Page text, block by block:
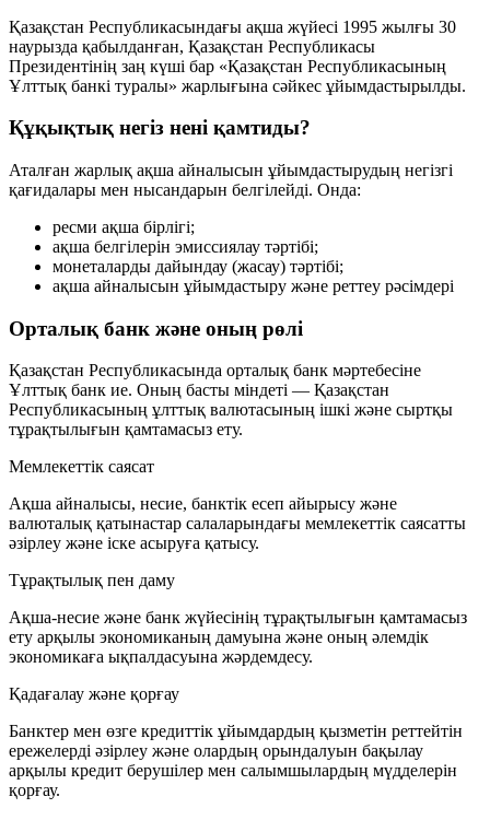
Қазақстан Республикасындағы ақша жүйесі 1995 жылғы 30
наурызда қабылданған, Қазақстан Республикасы
Президентінің заң күші бар «Қазақстан Республикасының
Ұлттық банкі туралы» жарлығына сәйкес ұйымдастырылды.
Құқықтық негіз нені қамтиды?
Аталған жарлық ақша айналысын ұйымдастырудың негізгі
қағидалары мен нысандарын белгілейді. Онда:
ресми ақша бірлігі;
ақша белгілерін эмиссиялау тәртібі;
монеталарды дайындау (жасау) тәртібі;
ақша айналысын ұйымдастыру және реттеу рәсімдері
Орталық банк және оның рөлі
Қазақстан Республикасында орталық банк мәртебесіне
Ұлттық банк ие. Оның басты міндеті — Қазақстан
Республикасының ұлттық валютасының ішкі және сыртқы
тұрақтылығын қамтамасыз ету.
Мемлекеттік саясат
Ақша айналысы, несие, банктік есеп айырысу және
валюталық қатынастар салаларындағы мемлекеттік саясатты
әзірлеу және іске асыруға қатысу.
Тұрақтылық пен даму
Ақша-несие және банк жүйесінің тұрақтылығын қамтамасыз
ету арқылы экономиканың дамуына және оның әлемдік
экономикаға ықпалдасуына жәрдемдесу.
Қадағалау және қорғау
Банктер мен өзге кредиттік ұйымдардың қызметін реттейтін
ережелерді әзірлеу және олардың орындалуын бақылау
арқылы кредит берушілер мен салымшылардың мүдделерін
қорғау.